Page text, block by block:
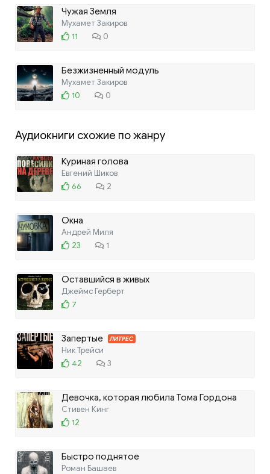
Чужая Земля
Мухамет Закиров
11
0
Безжизненный модуль
Мухамет Закиров
10
0
Аудиокниги схожие по жанру
Куриная голова
Евгений Шиков
66
2
Окна
Андрей Миля
23
1
Оставшийся в живых
Джеймс Герберт
7
Запертые ЛИТРЕС
Ник Трейси
42
3
Девочка, которая любила Тома Гордона
ЛИТРЕС
Стивен Кинг
12
Быстро поднятое
Роман Башаев